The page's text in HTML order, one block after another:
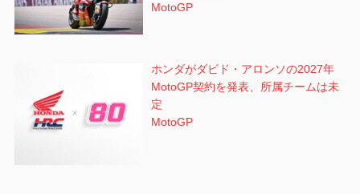
MotoGP
ホンダがダビド・アロンソの2027年
MotoGP契約を発表、所属チームは未
定
MotoGP